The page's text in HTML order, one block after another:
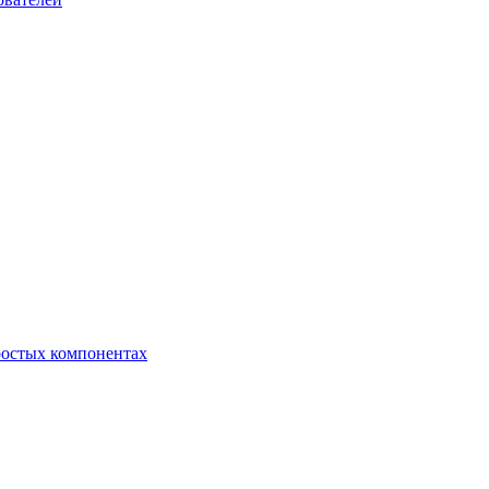
компонентах